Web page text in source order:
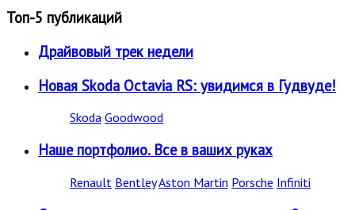
Топ-5 публикаций
Драйвовый трек недели
Новая Skoda Octavia RS: увидимся в Гудвуде!
Skoda Goodwood
Наше портфолио. Все в ваших руках
Renault BentleyAston Martin Porsche Infiniti